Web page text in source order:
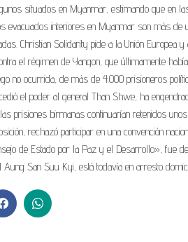
situados en Myanmar, estimando que en
evacuados interiores en Myanmar son más
Christian Solidarity pide a la Unión Europea
el régimen de Yangon, que últimamente
no ocurrida, de más de 4.000 prisioneros
el poder al general Than Shwe, ha
prisiones birmanas continuarían retenidos
rechazó participar en una convención
de Estado por la Paz y el Desarrollo», fue
San Suu Kyi, está todavía en arresto